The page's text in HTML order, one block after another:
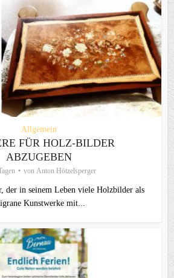
Allgemein
FÜR HOLZ-BILDER
ABZUGEBEN
von Anton Hötzelsperger
der in seinem Leben viele Holzbilder als
Kunstwerke mit...